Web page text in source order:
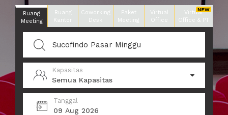
Ruang
Meeting
Ruang
Kantor
Coworking
Desk
Paket
Meeting
Virtual
Office
Virtual
Office & PT
Kapasitas
Semua Kapasitas
Tanggal
09 Aug 2026